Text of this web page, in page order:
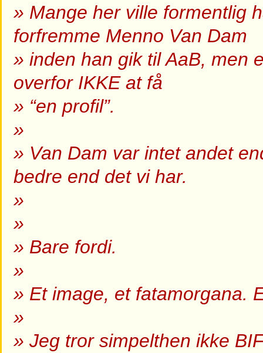
» Mange her ville formentlig
forfremme Menno Van Dam
» inden han gik til AaB, men
overfor IKKE at få
» “en profil”.
»
» Van Dam var intet andet
bedre end det vi har.
»
»
» Bare fordi.
»
» Et image, et fatamorgana.
»
» Jeg tror simpelthen ikke